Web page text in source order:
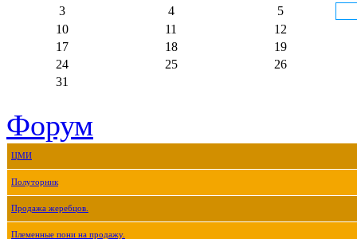
3 4
5
10
11
12
17
18
19
24
25
26
31
Форум
ЦМИ
Полуторник
Продажа жеребцов.
Племенные пони на продажу.